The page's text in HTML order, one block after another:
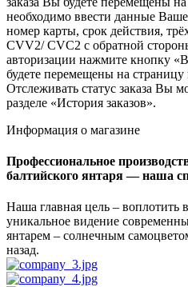
необходимо ввести данные
номер карты, срок действия,
CVV2/ CVC2 с обратной
авторизации нажмите кнопку
будете перемещены на страницу
Отслеживать статус заказа Вы
разделе «История заказов».
Информация о магазине
Профессиональное
балтийского янтаря — наша
Наша главная цель – воплотить
уникальное видение
янтарем – солнечным
назад.